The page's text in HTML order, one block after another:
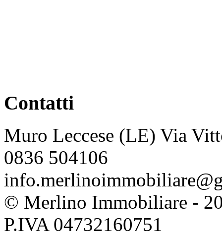
Contatti
Muro Leccese (LE) Via
0836 504106
© Merlino Immobiliare -
P.IVA 04732160751